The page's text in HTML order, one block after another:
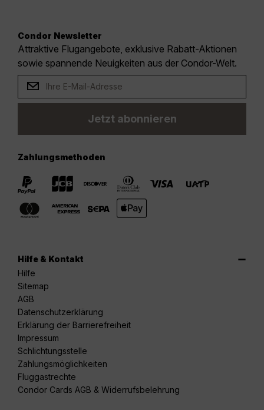
Condor Newsletter
Attraktive Flugangebote, exklusive Rabatt-Aktionen
sowie spannende Neuigkeiten aus der Condor-Welt.
Jetzt abonnieren
Zahlungsmethoden
Hilfe & Kontakt
Hilfe
Sitemap
AGB
Datenschutzerklärung
Erklärung der Barrierefreiheit
Impressum
Schlichtungsstelle
Zahlungsmöglichkeiten
Fluggastrechte
Condor Cards AGB & Widerrufsbelehrung